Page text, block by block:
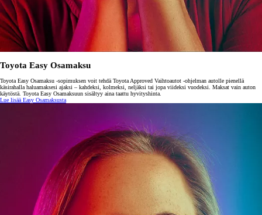
Toyota Easy Osamaksu
Toyota Easy Osamaksu -sopimuksen voit tehdä Toyota Approved Vaihtoautot -ohjelman autolle pienellä
käsirahalla haluamaksesi ajaksi – kahdeksi, kolmeksi, neljäksi tai jopa viideksi vuodeksi. Maksat vain auton
käytöstä. Toyota Easy Osamaksuun sisältyy aina taattu hyvityshinta.
Lue lisää Easy Osamaksusta